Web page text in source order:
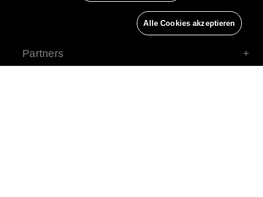
Partners
Alle Cookies akzeptieren